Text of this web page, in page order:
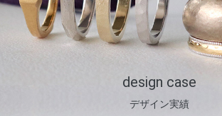
design case
デザイン実績